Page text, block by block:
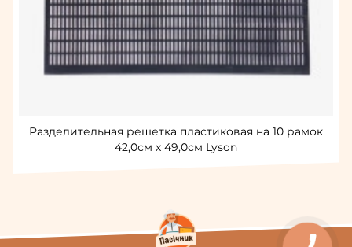
Разделительная решетка пластиковая на 10 рамок
42,0см х 49,0см Lyson